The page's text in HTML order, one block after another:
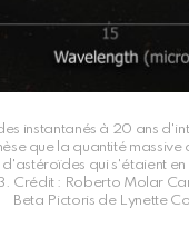
instantanés à 20 ans
que la quantité
qui s'étaient
Crédit : Roberto Molar
Beta Pictoris de Lynette